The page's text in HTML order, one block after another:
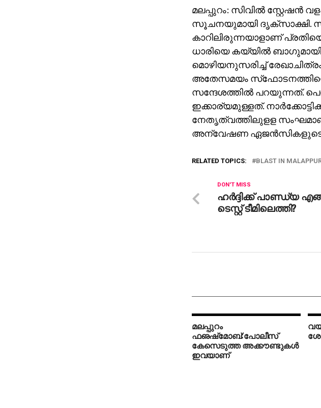
മലപ്പുറം: സിവില്‍ സ്റ്റേഷന്‍
സൂചനയുമായി ദൃക്‌സാക്ഷി.
കാറിലിരുന്നയാളാണ്
ധാരിയെ കയ്യില്‍
മൊഴിയനുസരിച്ച്
അതേസമയം
സന്ദേശത്തില്‍ പറയുന്നത്.
ഇക്കാര്യമുള്ളത്.
നേതൃത്വത്തിലുളള
അന്വേഷണ ഏജന്‍സികളുടെ
RELATED TOPICS: BLAST IN
DON'T MISS
ഹര്‍ദ്ദിക്ക് പാണ്ഡ്യ
ടെസ്റ്റ് ടീമിലെത്തി?
മലപ്പുറം
ഫഌഷ്‌മോബ്:പോലീസ്
കേസെടുത്ത അക്കൗണ്ടുകള്‍
ഇവയാണ്